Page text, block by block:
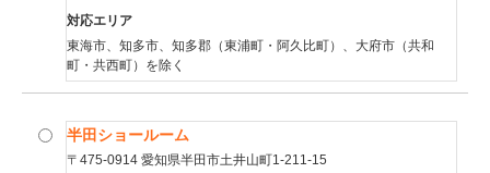
対応エリア
東海市、知多市、知多郡（東浦町・阿久比町）、大府市（共和
町・共西町）を除く
半田ショールーム
〒475-0914 愛知県半田市土井山町1-211-15